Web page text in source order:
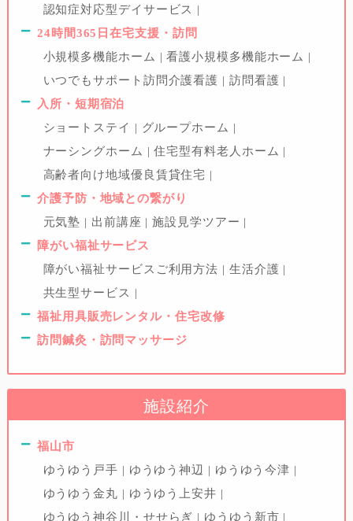
認知症対応型デイサービス
24時間365日在宅支援・訪問
小規模多機能ホーム
看護小規模多機能ホーム
いつでもサポート訪問介護看護
訪問看護
入所・短期宿泊
ショートステイ
グループホーム
ナーシングホーム
住宅型有料老人ホーム
高齢者向け地域優良賃貸住宅
介護予防・地域との繋がり
元気塾
出前講座
施設見学ツアー
障がい福祉サービス
障がい福祉サービスご利用方法
生活介護
共生型サービス
福祉用具販売レンタル・住宅改修
訪問鍼灸・訪問マッサージ
施設紹介
福山市
ゆうゆう戸手
ゆうゆう神辺
ゆうゆう今津
ゆうゆう金丸
ゆうゆう上安井
ゆうゆう神谷川・せせらぎ
ゆうゆう新市